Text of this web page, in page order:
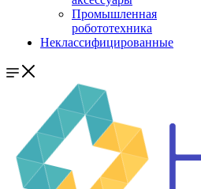
Промышленная
робототехника
Неклассифицированные